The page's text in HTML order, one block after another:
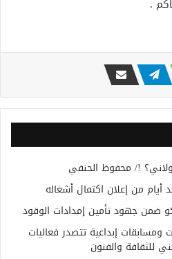
.
!/ محفوظ الحنفي
من إعلان اكتمال أشغاله
إبداعية تتصدر فعاليات
للثقافة والفنون